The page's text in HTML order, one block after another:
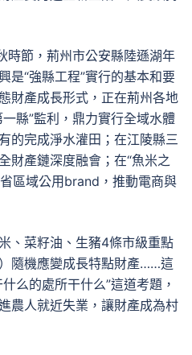
時節，荊州市公安縣陸遜湖年
是“強縣工程”實行的基本和要
財產成長形式，正在荊州各地
縣”監利，鼎力實行全域水體
的完成淨水灌田；在江陵縣三
財產鏈深度融會；在“魚米之
區域公用brand，推動電商與
、菜籽油、生豬4條市級重點
隨機應變成長特點財產……這
么的處所干什么”這道考題，
農人就近失業，讓財產成為村